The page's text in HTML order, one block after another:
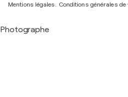
Mentions légales. Conditions générales de
Photographe